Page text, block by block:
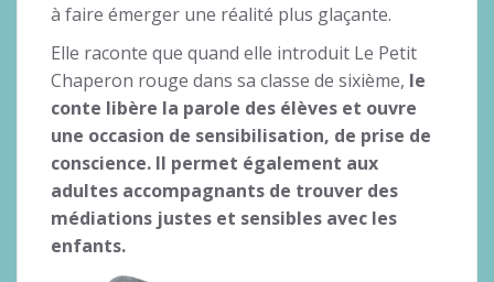
à faire émerger une réalité plus glaçante.
Elle raconte que quand elle introduit Le Petit
Chaperon rouge dans sa classe de sixième, le
conte libère la parole des élèves et ouvre
une occasion de sensibilisation, de prise de
conscience. Il permet également aux
adultes accompagnants de trouver des
médiations justes et sensibles avec les
enfants.